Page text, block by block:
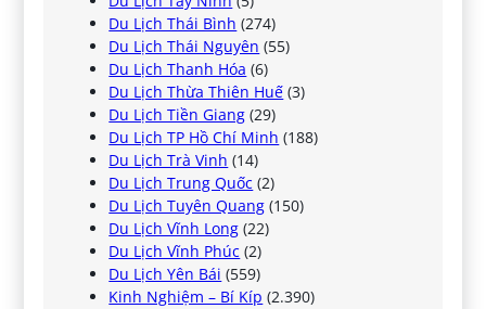
Du Lịch Thái Bình (274)
Du Lịch Thái Nguyên (55)
Du Lịch Thanh Hóa (6)
Du Lịch Thừa Thiên Huế (3)
Du Lịch Tiền Giang (29)
Du Lịch TP Hồ Chí Minh (188)
Du Lịch Trà Vinh (14)
Du Lịch Trung Quốc (2)
Du Lịch Tuyên Quang (150)
Du Lịch Vĩnh Long (22)
Du Lịch Vĩnh Phúc (2)
Du Lịch Yên Bái (559)
Kinh Nghiệm – Bí Kíp (2.390)